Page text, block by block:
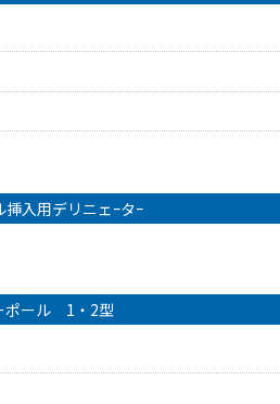
挿入用デリニェｰタｰ
ポール 1・2型